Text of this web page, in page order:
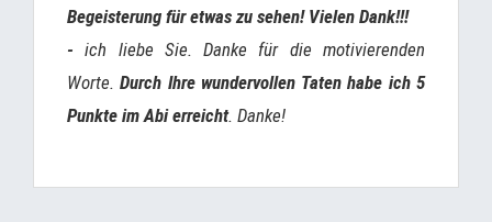
Begeisterung für etwas zu sehen! Vielen Dank!!!
-ich liebe Sie. Danke für die motivierenden
Worte.Durch Ihre wundervollen Taten habe ich 5
Punkte im Abi erreicht. Danke!